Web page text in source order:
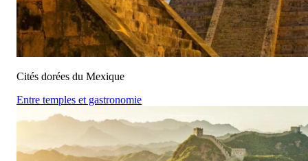
Cités dorées du Mexique
Entre temples et gastronomie